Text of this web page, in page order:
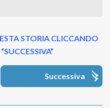
STORIA CLICCANDO
Successiva